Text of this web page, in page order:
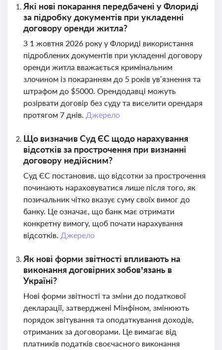
Які нові покарання передбачені у Флориді
за підробку документів при укладенні
договору оренди житла?
З 1 жовтня 2026 року у Флориді використання
підроблених документів при укладенні договору
оренди житла вважається кримінальним
злочином із покаранням до 5 років ув’язнення та
штрафом до $5000. Орендодавці можуть
розірвати договір без суду та виселити орендаря
протягом 7 днів. Джерело
Що визначив Суд ЄС щодо нарахування
відсотків за прострочення при визнанні
договору недійсним?
Суд ЄС постановив, що відсотки за прострочення
починають нараховуватися лише після того, як
позичальник чітко вказує суму своїх вимог до
банку. Це означає, що банк має отримати
конкретну вимогу, щоб почати нарахування
відсотків. Джерело
Як нові форми звітності впливають на
виконання договірних зобов’язань в
Україні?
Нові форми звітності та зміни до податкової
декларації, затверджені Мінфіном, змінюють
порядок звітування та оподаткування доходів,
отриманих за договорами. Це вимагає від
платників податків своєчасного виконання